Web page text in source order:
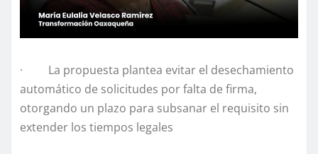
· La propuesta plantea evitar el desechamiento
automático de solicitudes por falta de firma,
otorgando un plazo para subsanar el requisito sin
extender los tiempos legales